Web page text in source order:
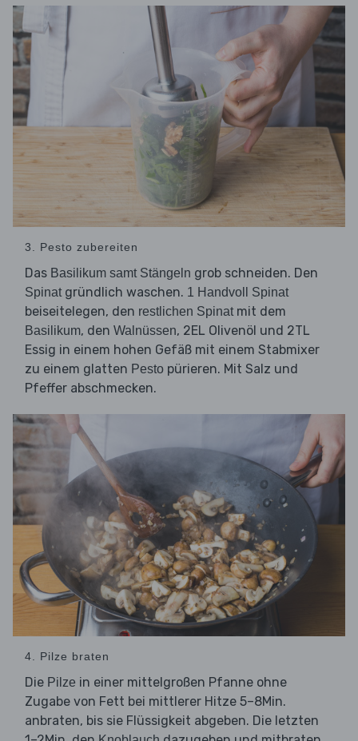
3. Pesto zubereiten
Das Basilikum samt Stängeln grob schneiden. Den
Spinatgründlich waschen. 1 Handvoll Spinat
beiseitelegen, den restlichen Spinatmit dem
Basilikum, den Walnüssen, 2EL Olivenöl und 2TL
Essig in einem hohen Gefäß mit einem Stabmixer
zu einem glatten Pesto pürieren. Mit Salz und
Pfeffer abschmecken.
4. Pilze braten
Die Pilze in einer mittelgroßen Pfanne ohne
Zugabe von Fett bei mittlerer Hitze 5–8Min.
anbraten, bis sie Flüssigkeit abgeben. Die letzten